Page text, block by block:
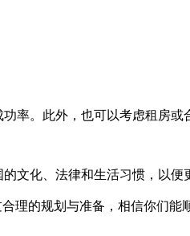
率。此外，也可以考虑租房或
文化、法律和生活习惯，以便
理的规划与准备，相信你们